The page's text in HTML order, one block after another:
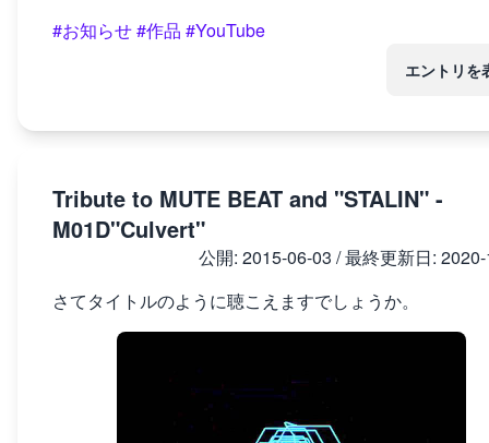
#お知らせ#作品 #YouTube
エントリを
Tribute to MUTE BEAT and "STALIN" -
M01D"Culvert"
公開: 2015-06-03 / 最終更新日:
さてタイトルのように聴こえますでしょうか。